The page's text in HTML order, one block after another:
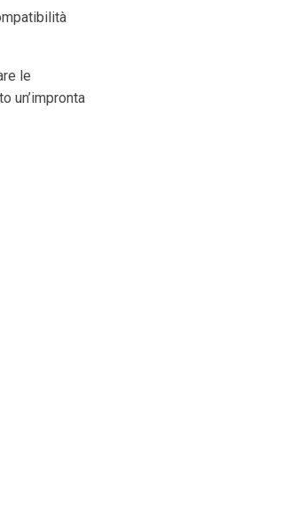
le
un’impronta